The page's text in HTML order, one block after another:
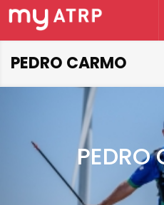
PEDRO CARMO
PEDRO